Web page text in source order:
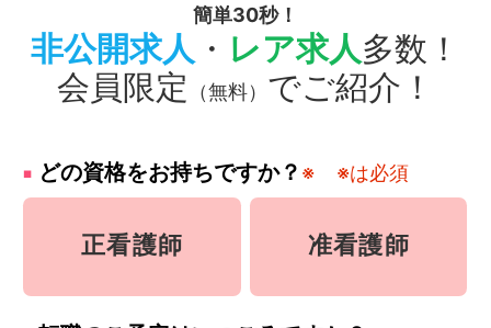
簡単30秒！
非公開求人 ・ レア求人多数！
会員限定
（無料） でご紹介！
どの資格をお持ちですか？ ※ ※は必須
正看護師 准看護師